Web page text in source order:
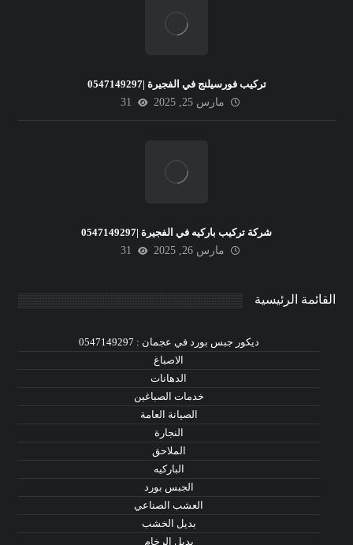
تركيب فورسيلنج في الفجيرة |0547149297
مارس 25, 2025
31
شركة تركيب باركيه في الفجيرة |0547149297
مارس 26, 2025
31
القائمة الرئيسية
ديكور جبس بورد في عجمان : 0547149297
الاصباغ
الدهانات
خدمات الصباغين
الصيانة العامة
النجارة
الملاحق
الباركيه
الجبس بورد
العشب الصناعي
بديل الخشب
بديل الرخام